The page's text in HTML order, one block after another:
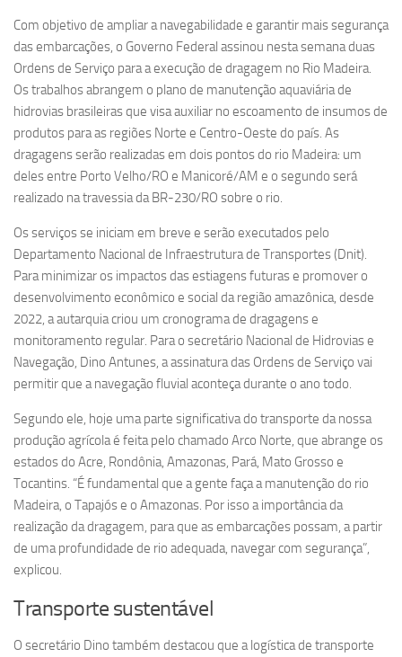
Com objetivo de ampliar a navegabilidade e garantir mais segurança
das embarcações, o Governo Federal assinou nesta semana duas
Ordens de Serviço para a execução de dragagem no Rio Madeira.
Os trabalhos abrangem o plano de manutenção aquaviária de
hidrovias brasileiras que visa auxiliar no escoamento de insumos de
produtos para as regiões Norte e Centro-Oeste do país. As
dragagens serão realizadas em dois pontos do rio Madeira: um
deles entre Porto Velho/RO e Manicoré/AM e o segundo será
realizado na travessia da BR-230/RO sobre o rio.
Os serviços se iniciam em breve e serão executados pelo
Departamento Nacional de Infraestrutura de Transportes (Dnit).
Para minimizar os impactos das estiagens futuras e promover o
desenvolvimento econômico e social da região amazônica, desde
2022, a autarquia criou um cronograma de dragagens e
monitoramento regular. Para o secretário Nacional de Hidrovias e
Navegação, Dino Antunes, a assinatura das Ordens de Serviço vai
permitir que a navegação fluvial aconteça durante o ano todo.
Segundo ele, hoje uma parte significativa do transporte da nossa
produção agrícola é feita pelo chamado Arco Norte, que abrange os
estados do Acre, Rondônia, Amazonas, Pará, Mato Grosso e
Tocantins. “É fundamental que a gente faça a manutenção do rio
Madeira, o Tapajós e o Amazonas. Por isso a importância da
realização da dragagem, para que as embarcações possam, a partir
de uma profundidade de rio adequada, navegar com segurança”,
explicou.
Transporte sustentável
O secretário Dino também destacou que a logística de transporte